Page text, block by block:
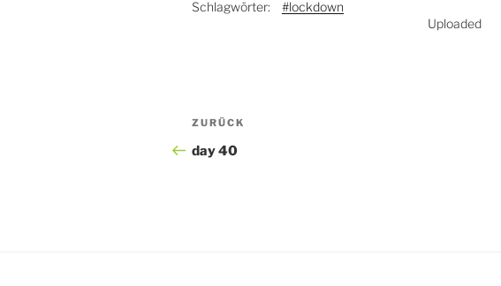
Schlagwörter:
#lockdown
Uploaded
Beitragsnavigation
Vorheriger
Beitrag
ZURÜCK
day 40